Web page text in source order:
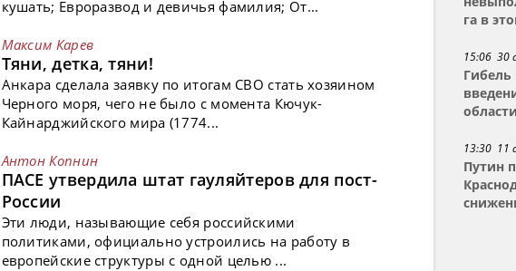
га в
15:06 30
Гибель
области
13:30 11
Путин
кушать; Евроразвод и девичья фамилия; От...
Максим Карев
Тяни, детка, тяни!
Анкара сделала заявку по итогам СВО стать хозяином
Черного моря, чего не было с момента Кючук-
Кайнарджийского мира (1774...
Антон Копнин
ПАСЕ утвердила штат гауляйтеров для пост-
России
Эти люди, называющие себя российскими
политиками, официально устроились на работу в
европейские структуры с одной целью ...